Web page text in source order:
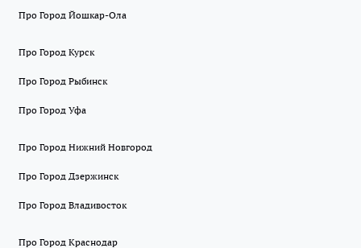
Про Город Йошкар-Ола
Про Город Курск
Про Город Рыбинск
Про Город Уфа
Про Город Нижний Новгород
Про Город Дзержинск
Про Город Владивосток
Про Город Краснодар